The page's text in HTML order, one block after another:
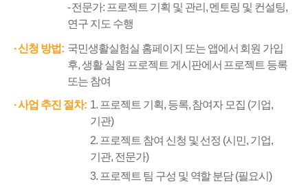
전문가: 프로젝트 기획 및 관리, 멘토링 및 컨설팅,
연구 지도 수행
신청 방법: 국민생활실험실 홈페이지 또는 앱에서 회원 가입
후, 생활 실험 프로젝트 게시판에서 프로젝트 등록
또는 참여
사업 추진 절차: 1. 프로젝트 기획, 등록, 참여자 모집 (기업,
기관)
2. 프로젝트 참여 신청 및 선정 (시민, 기업,
기관, 전문가)
3. 프로젝트 팀 구성 및 역할 분담 (필요시)